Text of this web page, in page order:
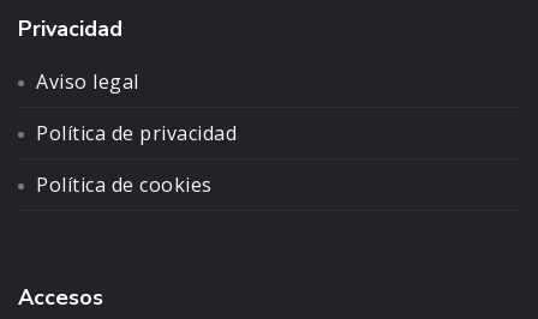
Privacidad
Aviso legal
Política de privacidad
Política de cookies
Accesos